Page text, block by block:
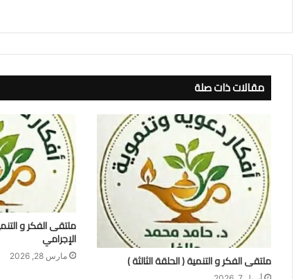
مقالات ذات صلة
ملتقى الفكر و التنمية ( الحلقة الثالثة )
الإجرامي
مارس 28, 2026